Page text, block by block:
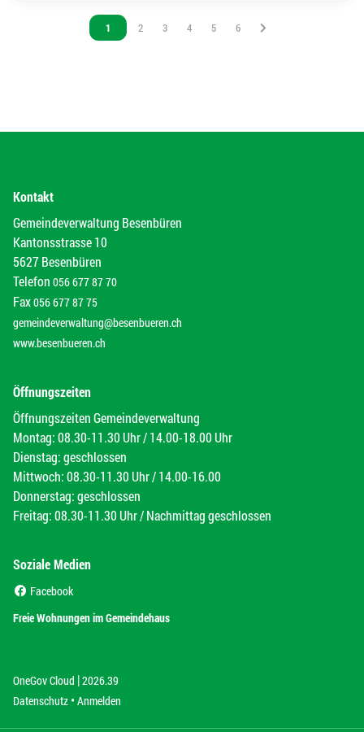
Vous êtes sur la page
1 Vous êtes sur la page
2 Vous êtes sur la page
3 Vous êtes sur la page
4 Vous êtes sur la page
5 Vous êtes sur la page
6
Kontakt
Gemeindeverwaltung Besenbüren
Kantonsstrasse 10
5627 Besenbüren
Telefon 056 677 87 70
Fax056 677 87 75
gemeindeverwaltung@besenbueren.ch
www.besenbueren.ch
Öffnungszeiten
Öffnungszeiten Gemeindeverwaltung
Montag: 08.30-11.30 Uhr / 14.00-18.00 Uhr
Dienstag: geschlossen
Mittwoch: 08.30-11.30 Uhr / 14.00-16.00
Donnerstag: geschlossen
Freitag: 08.30-11.30 Uhr / Nachmittag geschlossen
Soziale Medien
Facebook
Freie Wohnungen im Gemeindehaus
OneGov Cloud (External Link)
|2026.39
Datenschutz (External Link)
Anmelden